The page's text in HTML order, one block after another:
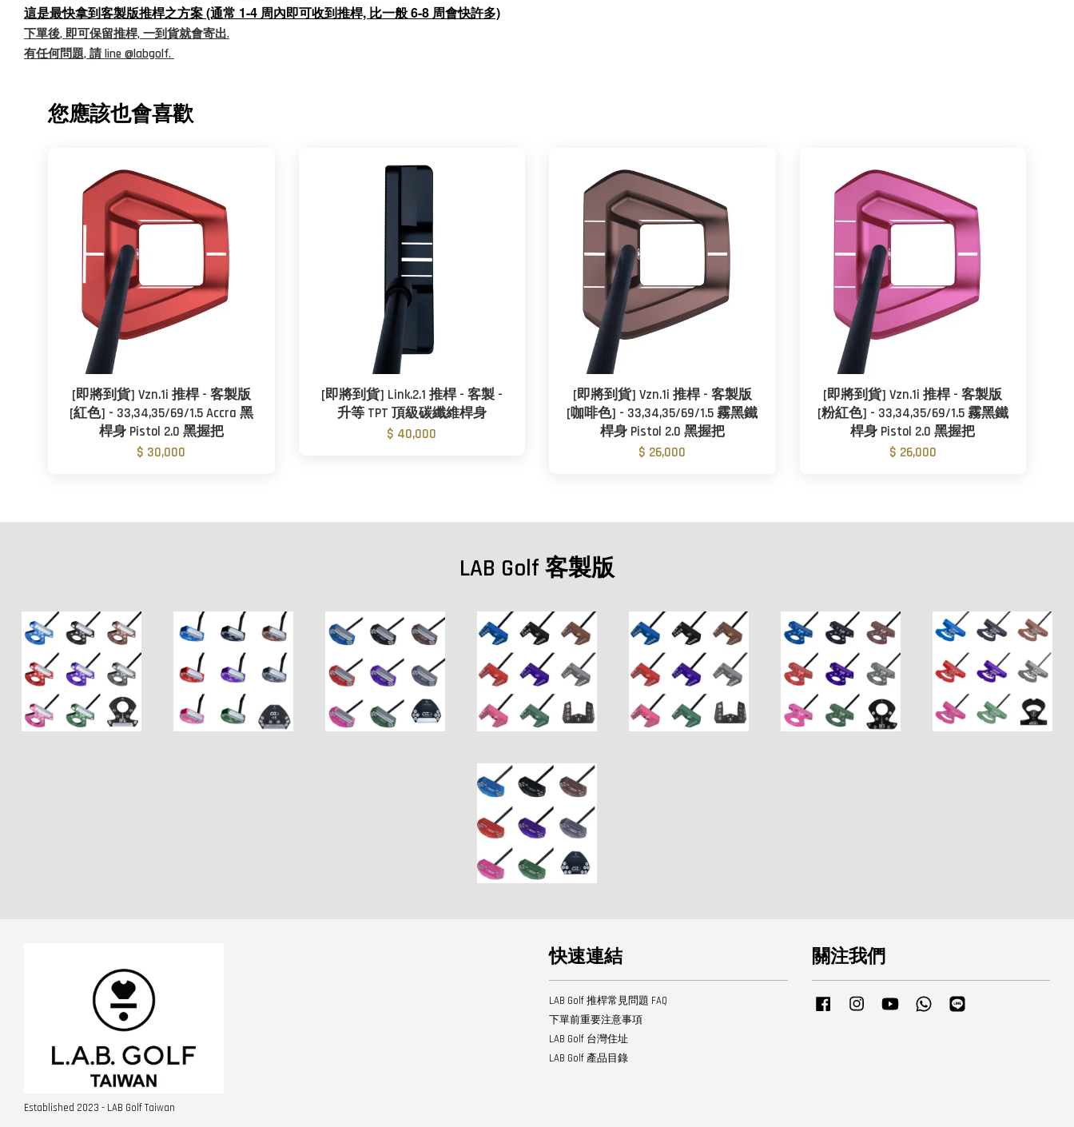
這是最快拿到客製版推桿之方案 (通常 1-4 周內即可收到推桿, 比一般 6-8 周會快許多)
下單後, 即可保留推桿, 一到貨就會寄出.
有任何問題, 請 line @labgolf.
您應該也會喜歡
[即將到貨] Vzn.1i 推桿 - 客製版
[紅色] - 33,34,35/69/1.5 Accra 黑
桿身 Pistol 2.0 黑握把
$ 30,000
[即將到貨] Link.2.1 推桿 - 客製 -
升等 TPT 頂級碳纖維桿身
$ 40,000
[即將到貨] Vzn.1i 推桿 - 客製版
[咖啡色] - 33,34,35/69/1.5 霧黑鐵
桿身 Pistol 2.0 黑握把
$ 26,000
[即將到貨] Vzn.1i 推桿 - 客製版
[粉紅色] - 33,34,35/69/1.5 霧黑鐵
桿身 Pistol 2.0 黑握把
$ 26,000
LAB Golf 客製版
Established 2023 - LAB Golf Taiwan
快速連結
LAB Golf 推桿常見問題 FAQ
下單前重要注意事項
LAB Golf 台灣住址
LAB Golf 產品目錄
關注我們
Facebook InstagramYouTube Whatsapp